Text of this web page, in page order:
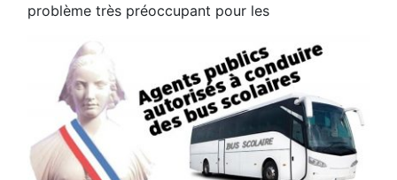
problème très préoccupant pour les